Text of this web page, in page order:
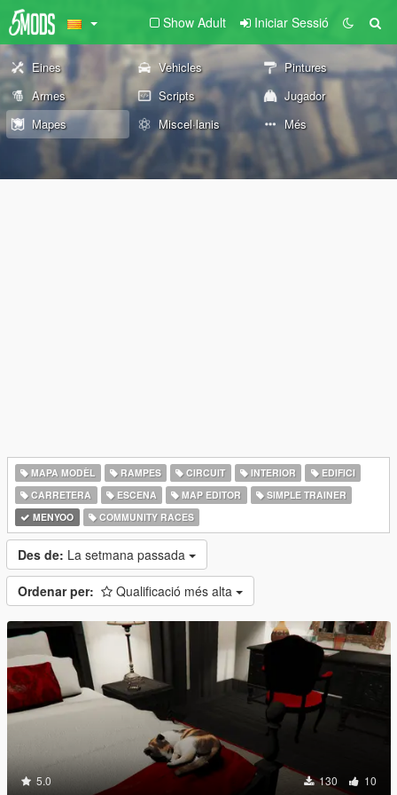
Show Adult Iniciar Sessió
Eines Vehicles
Pintures
Armes
Scripts
Jugador
Mapes
Miscel·lanis Més
MAPA MODÈL RAMPES CIRCUIT INTERIOR
EDIFICI
CARRETERA
ESCENA MAP EDITOR
SIMPLE TRAINER
MENYOO
COMMUNITY RACES
Des de: La setmana passada
Ordenar per: Qualificació més alta
5.0 130 10